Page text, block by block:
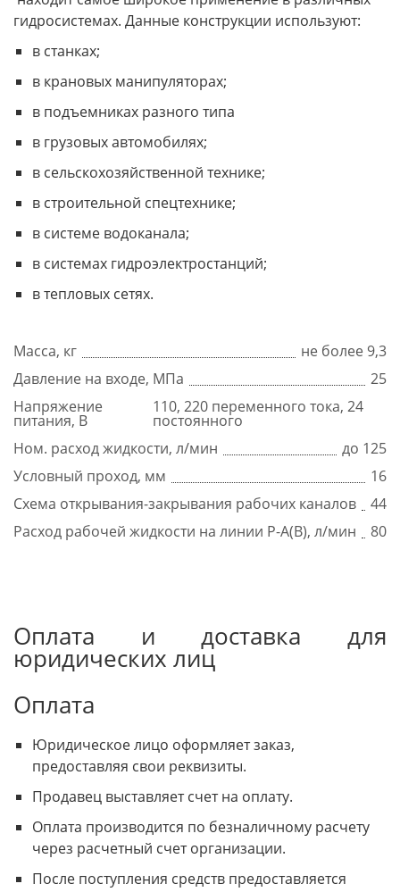
гидросистемах. Данные конструкции используют:
в станках;
в крановых манипуляторах;
в подъемниках разного типа
в грузовых автомобилях;
в сельскохозяйственной технике;
в строительной спецтехнике;
в системе водоканала;
в системах гидроэлектростанций;
в тепловых сетях.
Масса, кг
не более 9,3
Давление на входе, МПа
25
Напряжение
питания, В
110, 220 переменного тока, 24
постоянного
Ном. расход жидкости, л/мин
до 125
Условный проход, мм
16
Схема открывания-закрывания рабочих каналов
44
Расход рабочей жидкости на линии Р-А(В), л/мин
80
Оплата и доставка для
юридических лиц
Оплата
Юридическое лицо оформляет заказ,
предоставляя свои реквизиты.
Продавец выставляет счет на оплату.
Оплата производится по безналичному расчету
через расчетный счет организации.
После поступления средств предоставляется